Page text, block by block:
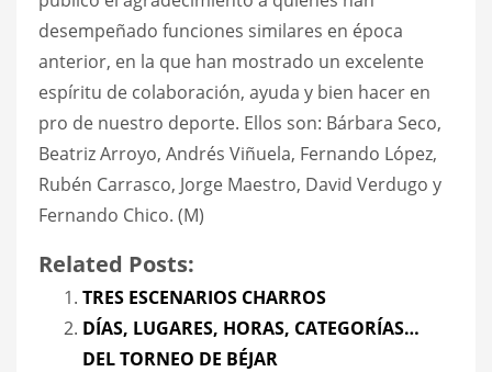
desempeñado funciones similares en época
anterior, en la que han mostrado un excelente
espíritu de colaboración, ayuda y bien hacer en
pro de nuestro deporte. Ellos son: Bárbara Seco,
Beatriz Arroyo, Andrés Viñuela, Fernando López,
Rubén Carrasco, Jorge Maestro, David Verdugo y
Fernando Chico. (M)
Related Posts:
TRES ESCENARIOS CHARROS
DÍAS, LUGARES, HORAS, CATEGORÍAS…
DEL TORNEO DE BÉJAR